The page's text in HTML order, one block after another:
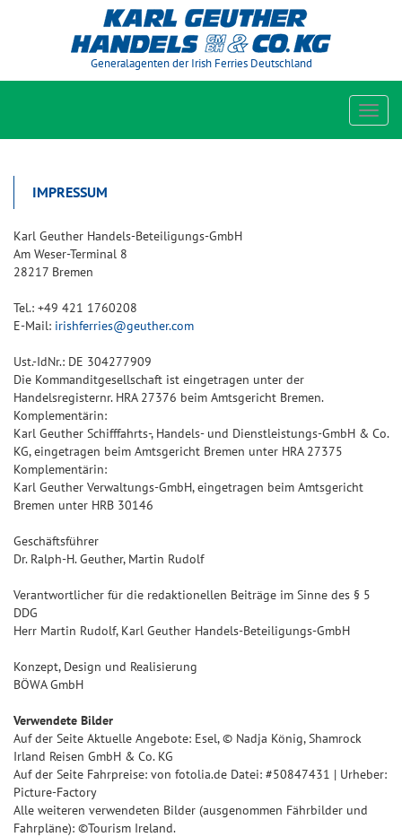
Generalagenten der Irish Ferries Deutschland
IMPRESSUM
Karl Geuther Handels-Beteiligungs-GmbH
Am Weser-Terminal 8
28217 Bremen
Tel.: +49 421 1760208
E-Mail: irishferries@geuther.com
Ust.-IdNr.: DE 304277909
Die Kommanditgesellschaft ist eingetragen unter der
Handelsregisternr. HRA 27376 beim Amtsgericht Bremen.
Komplementärin:
Karl Geuther Schifffahrts-, Handels- und Dienstleistungs-GmbH & Co.
KG, eingetragen beim Amtsgericht Bremen unter HRA 27375
Komplementärin:
Karl Geuther Verwaltungs-GmbH, eingetragen beim Amtsgericht
Bremen unter HRB 30146
Geschäftsführer
Dr. Ralph-H. Geuther, Martin Rudolf
Verantwortlicher für die redaktionellen Beiträge im Sinne des § 5
DDG
Herr Martin Rudolf, Karl Geuther Handels-Beteiligungs-GmbH
Konzept, Design und Realisierung
BÖWA GmbH
Verwendete Bilder
Auf der Seite Aktuelle Angebote: Esel, © Nadja König, Shamrock
Irland Reisen GmbH & Co. KG
Auf der Seite Fahrpreise: von fotolia.de Datei: #50847431 | Urheber:
Picture-Factory
Alle weiteren verwendeten Bilder (ausgenommen Fährbilder und
Fahrpläne): ©Tourism Ireland.